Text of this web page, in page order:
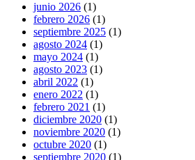
junio 2026 (1)
febrero 2026 (1)
septiembre 2025 (1)
agosto 2024 (1)
mayo 2024 (1)
agosto 2023 (1)
abril 2022 (1)
enero 2022 (1)
febrero 2021 (1)
diciembre 2020 (1)
noviembre 2020 (1)
octubre 2020 (1)
septiembre 2020 (1)